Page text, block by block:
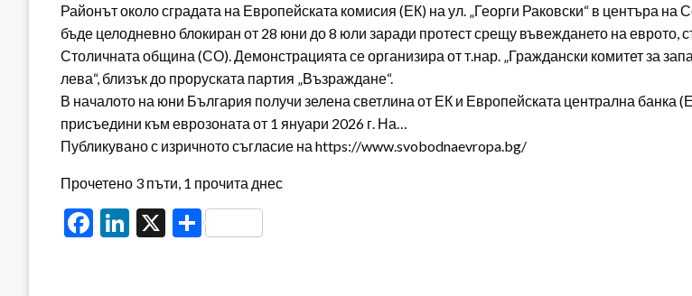
Районът около сградата на Европейската комисия (ЕК) на ул. „Георги Раковски“ в центъра
бъде целодневно блокиран от 28 юни до 8 юли заради протест срещу въвеждането на еврото,
Столичната община (СО). Демонстрацията се организира от т.нар. „Граждански комитет за
лева“, близък до проруската партия „Възраждане“.
В началото на юни България получи зелена светлина от ЕК и Европейската централна банка
присъедини към еврозоната от 1 януари 2026 г. На…
Публикувано с изричното съгласие на https://www.svobodnaevropa.bg/
Прочетено 3 пъти, 1 прочита днес
Facebook
LinkedIn
X Share